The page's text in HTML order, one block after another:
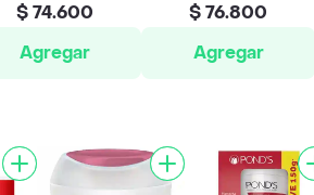
$ 74.600
Agregar
$ 76.800
Agregar